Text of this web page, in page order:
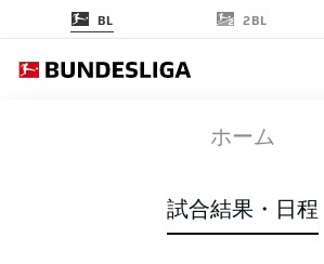
BL 2BL
ホーム
試合結果・日程
第3節
2020-2021シーズン